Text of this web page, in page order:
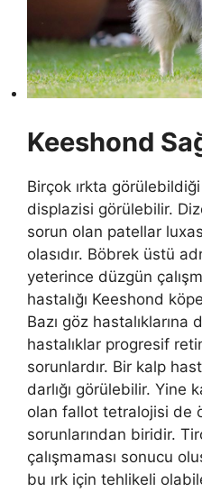
Keeshond
Birçok ırkta
displazisi görülebilir.
sorun olan patellar
olasıdır. Böbrek üstü
yeterince düzgün
hastalığı Keeshond
Bazı göz hastalıklarına
hastalıklar progresif
sorunlardır. Bir kalp
darlığı görülebilir. Yine
olan fallot tetralojisi de
sorunlarından biridir.
çalışmaması sonucu
bu ırk için tehlikeli